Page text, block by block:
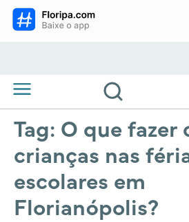
Tag: O que fazer
crianças nas
escolares em
Florianópolis?